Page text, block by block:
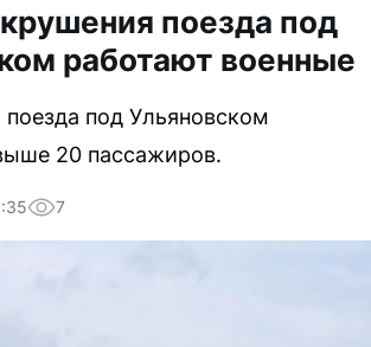
поезда под
работают военные
под Ульяновском
20 пассажиров.
7